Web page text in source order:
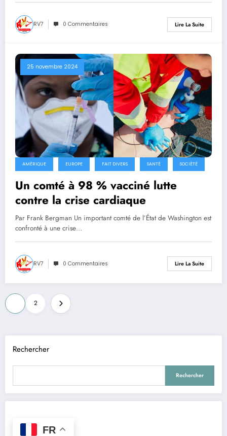
RV7 0 Commentaires Lire La Suite
25 novembre 2024
AMÉRIQUE EUROPE FAIT DIVERS SANTÉ SOCIÉTÉ
Un comté à 98 % vacciné lutte
contre la crise cardiaque
Par Frank Bergman Un important comté de l’État de Washington est
confronté à une crise…
RV7 0 Commentaires Lire La Suite
Pagination
des
publications
2
Rechercher
Rechercher
FR